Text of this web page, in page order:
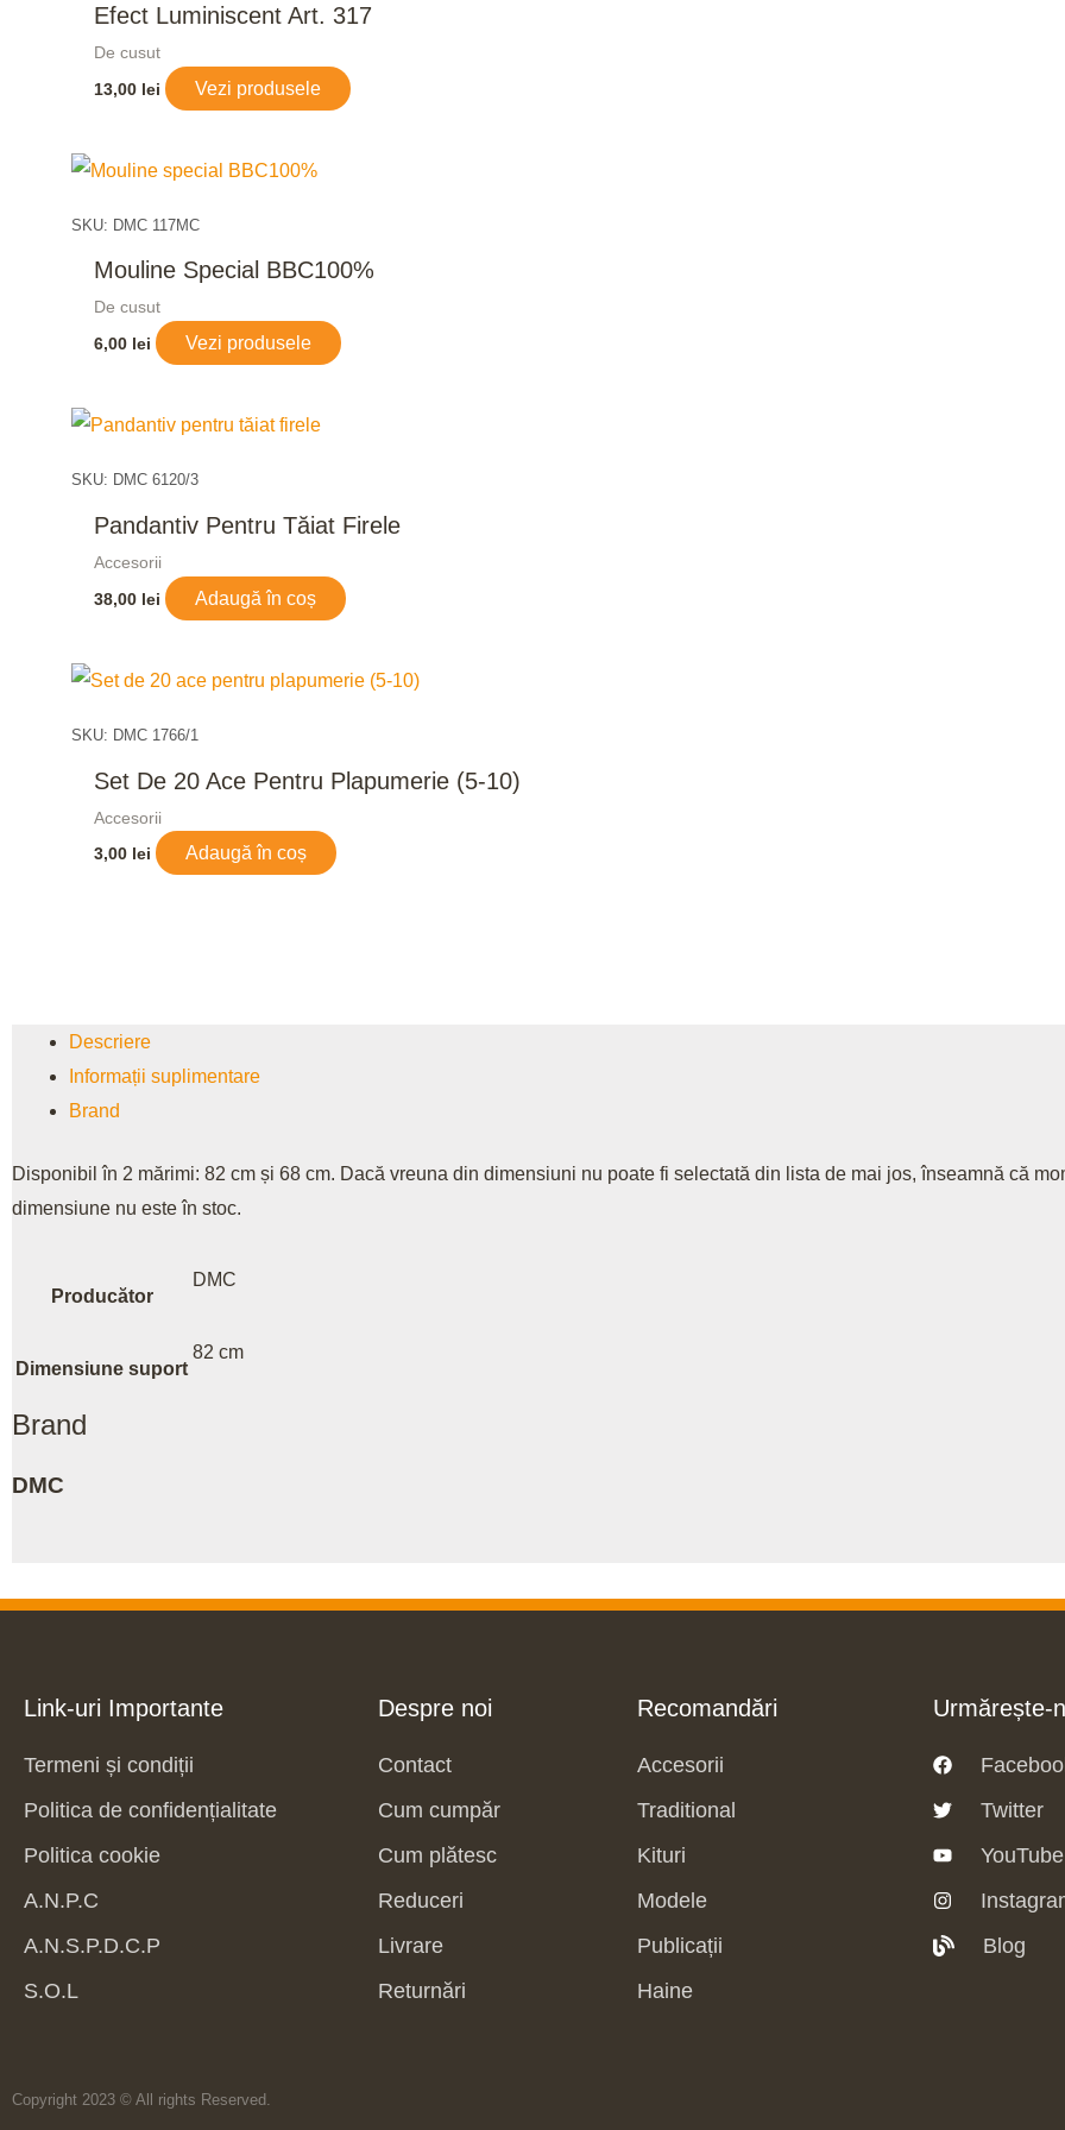
Efect Luminiscent Art. 317
De cusut
13,00 lei Vezi produsele
SKU: DMC 117MC
Mouline Special BBC100%
De cusut
6,00 lei Vezi produsele
SKU: DMC 6120/3
Pandantiv Pentru Tăiat Firele
Accesorii
38,00 lei Adaugă în coș
SKU: DMC 1766/1
Set De 20 Ace Pentru Plapumerie (5-10)
Accesorii
3,00 lei Adaugă în coș
Descriere
Informații suplimentare
Brand
Disponibil în 2 mărimi: 82 cm și 68 cm. Dacă vreuna din dimensiuni nu poate fi selectată din lista de mai jos, înseamnă că
dimensiune nu este în stoc.
Producător
DMC
Dimensiune suport
82 cm
Brand
DMC
Link-uri Importante
Termeni și condiții
Politica de confidențialitate
Politica cookie
A.N.P.C
A.N.S.P.D.C.P
S.O.L
Despre noi
Contact
Cum cumpăr
Cum plătesc
Reduceri
Livrare
Returnări
Recomandări
Accesorii
Traditional
Kituri
Modele
Publicații
Haine
Urmărește-
Twitter
YouTube
Blog
Copyright 2023 © All rights Reserved.